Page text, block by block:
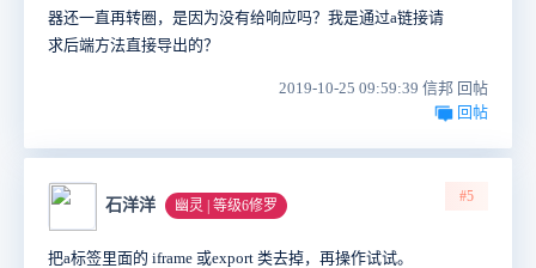
器还一直再转圈，是因为没有给响应吗？我是通过a链接请
求后端方法直接导出的？
2019-10-25 09:59:39 信邦 回帖
回帖
石洋洋 幽灵 | 等级6修罗
#5
把a标签里面的 iframe 或export 类去掉，再操作试试。